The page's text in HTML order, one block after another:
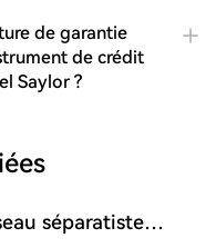
de garantie
de crédit
Saylor ?
séparatiste